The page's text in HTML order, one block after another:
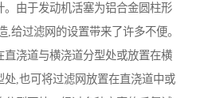
。由于发动机活塞为铝合金圆柱形
,给过滤网的设置带来了许多不便。
直浇道与横浇道分型处或放置在横
处,也可将过滤网放置在直浇道中或